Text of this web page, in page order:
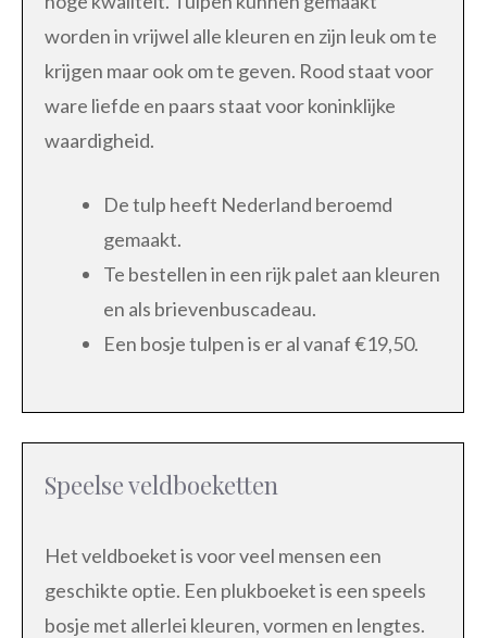
worden in vrijwel alle kleuren en zijn leuk om te
krijgen maar ook om te geven. Rood staat voor
ware liefde en paars staat voor koninklijke
waardigheid.
De tulp heeft Nederland beroemd
gemaakt.
Te bestellen in een rijk palet aan kleuren
en als brievenbuscadeau.
Een bosje tulpen is er al vanaf €19,50.
Speelse veldboeketten
Het veldboeket is voor veel mensen een
geschikte optie. Een plukboeket is een speels
bosje met allerlei kleuren, vormen en lengtes.